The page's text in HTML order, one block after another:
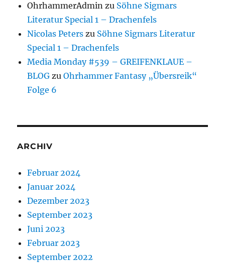
OhrhammerAdmin zu Söhne Sigmars
Literatur Special 1 – Drachenfels
Nicolas Peters zu Söhne Sigmars Literatur
Special 1 – Drachenfels
Media Monday #539 – GREIFENKLAUE –
BLOG zuOhrhammer Fantasy „Übersreik“
Folge 6
ARCHIV
Februar 2024
Januar 2024
Dezember 2023
September 2023
Juni 2023
Februar 2023
September 2022